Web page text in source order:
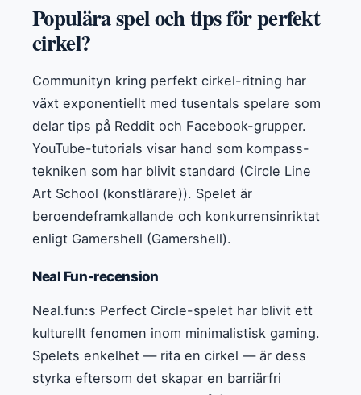
Populära spel och tips för perfekt
cirkel?
Communityn kring perfekt cirkel-ritning har
växt exponentiellt med tusentals spelare som
delar tips på Reddit och Facebook-grupper.
YouTube-tutorials visar hand som kompass-
tekniken som har blivit standard (Circle Line
Art School (konstlärare)). Spelet är
beroendeframkallande och konkurrensinriktat
enligt Gamershell (Gamershell).
Neal Fun-recension
Neal.fun:s Perfect Circle-spelet har blivit ett
kulturellt fenomen inom minimalistisk gaming.
Spelets enkelhet — rita en cirkel — är dess
styrka eftersom det skapar en barriärfri